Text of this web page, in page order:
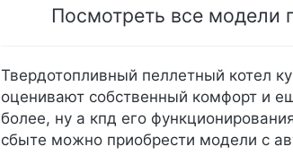
Посмотреть все модели
Твердотопливный пеллетный котел
оценивают собственный комфорт и
более, ну а кпд его
сбыте можно приобрести модели с